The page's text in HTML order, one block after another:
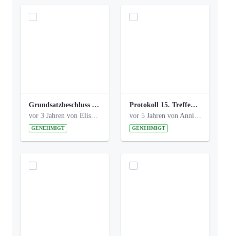
Grundsatzbeschluss Bismarckplatz_440_2021.pdf
vor 3 Jahren von Elisa Söll
GENEHMIGT
Protokoll 15. Treffen 20161006 AG Bismarckplatz.pdf
vor 5 Jahren von Anni Schlumberger
GENEHMIGT